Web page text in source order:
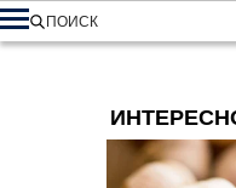
ПОИСК